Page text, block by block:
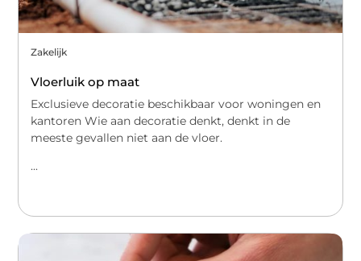
Zakelijk
Vloerluik op maat
Exclusieve decoratie beschikbaar voor woningen en
kantoren Wie aan decoratie denkt, denkt in de
meeste gevallen niet aan de vloer.
...